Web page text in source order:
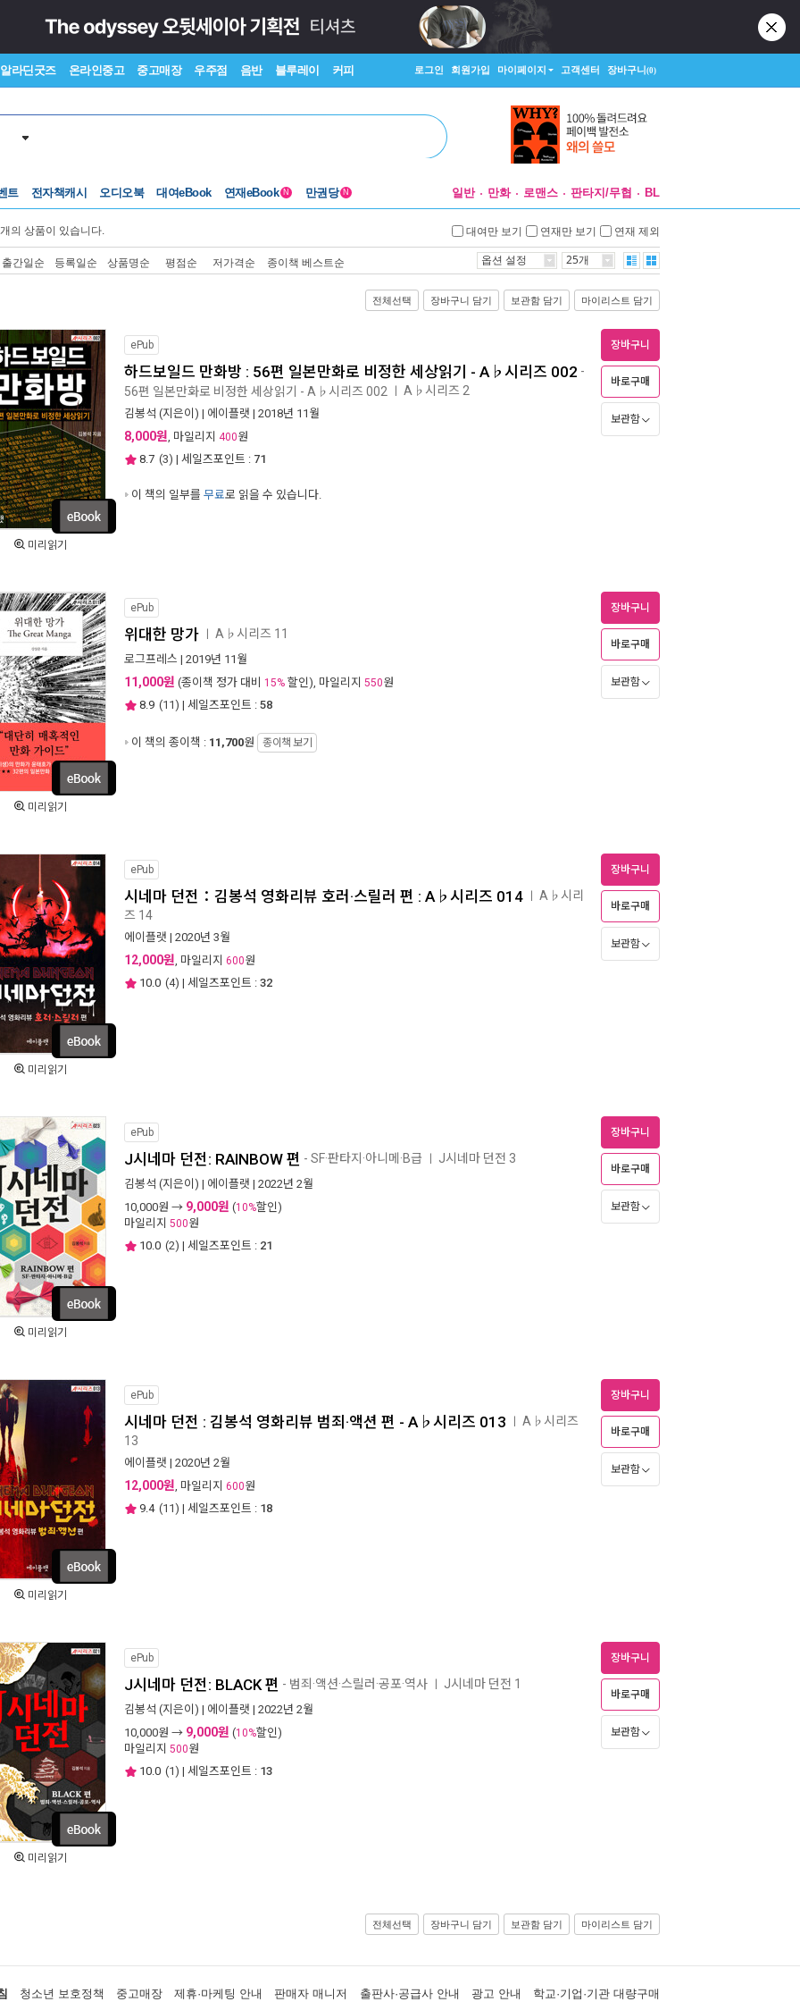
알라딘굿즈 온라인중고 중고매장 우주점 음반 블루레이 커피 로그인 회원가입 마이페이지 고객센터 장바구니(0)
트 전자책캐시 오디오북 대여eBook 연재eBook N 만권당 N 일반 만화 로맨스 판타지/무협 BL
개의 상품이 있습니다. 대여만 보기 연재만 보기 연재 제외
출간일순 등록일순 상품명순 평점순 저가격순 종이책 베스트순 옵션 설정 25개
전체선택 장바구니 담기 보관함 담기 마이리스트 담기
미리읽기
ePub
하드보일드 만화방 : 56편 일본만화로 비정한 세상읽기 - A♭시리즈 002 -
56편 일본만화로 비정한 세상읽기 - A♭시리즈 002 A♭시리즈 2
김봉석 (지은이) | 에이플랫 | 2018년 11월
8,000원, 마일리지 400원
8.7 (3) | 세일즈포인트 : 71
이 책의 일부를 무료로 읽을 수 있습니다.
장바구니
바로구매
보관함
미리읽기
ePub
위대한 망가 A♭시리즈 11
로그프레스 | 2019년 11월
11,000원 (종이책 정가 대비 15% 할인), 마일리지 550원
8.9 (11) | 세일즈포인트 : 58
이 책의 종이책 : 11,700원 종이책 보기
장바구니
바로구매
보관함
미리읽기
ePub
시네마 던전：김봉석 영화리뷰 호러·스릴러 편 : A♭시리즈 014 A♭시리
즈 14
에이플랫 | 2020년 3월
12,000원, 마일리지 600원
10.0 (4) | 세일즈포인트 : 32
장바구니
바로구매
보관함
미리읽기
ePub
J시네마 던전: RAINBOW 편 - SF·판타지·아니메·B급 J시네마 던전 3
김봉석 (지은이) | 에이플랫 | 2022년 2월
10,000원 → 9,000원 (10%할인)
마일리지 500원
10.0 (2) | 세일즈포인트 : 21
장바구니
바로구매
보관함
미리읽기
ePub
시네마 던전 : 김봉석 영화리뷰 범죄·액션 편 - A♭시리즈 013 A♭시리즈
13
에이플랫 | 2020년 2월
12,000원, 마일리지 600원
9.4 (11) | 세일즈포인트 : 18
장바구니
바로구매
보관함
미리읽기
ePub
J시네마 던전: BLACK 편 - 범죄·액션·스릴러·공포·역사 J시네마 던전 1
김봉석 (지은이) | 에이플랫 | 2022년 2월
10,000원 → 9,000원 (10%할인)
마일리지 500원
10.0 (1) | 세일즈포인트 : 13
장바구니
바로구매
보관함
전체선택 장바구니 담기 보관함 담기 마이리스트 담기
청소년 보호정책 중고매장 제휴·마케팅 안내 판매자 매니저 출판사·공급사 안내 광고 안내 학교·기업·기관 대량구매